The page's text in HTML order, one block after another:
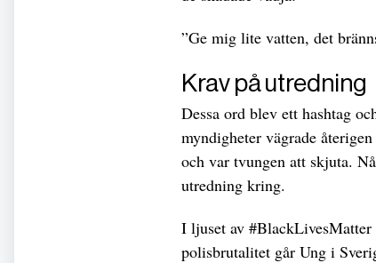
”Ge mig lite vatten, det
Krav på utredning
Dessa ord blev ett hashtag
myndigheter vägrade
och var tvungen att skjuta.
utredning kring.
I ljuset av #BlackLivesMatter
polisbrutalitet går Ung i